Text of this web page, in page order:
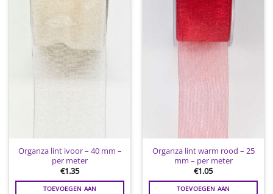
Toevoegen
aan
wenslijst
Organza lint ivoor – 40 mm –
per meter
€1.35
TOEVOEGEN AAN
Toevoegen
wenslijst
Organza lint warm rood – 25
mm – per meter
€1.05
TOEVOEGEN AAN